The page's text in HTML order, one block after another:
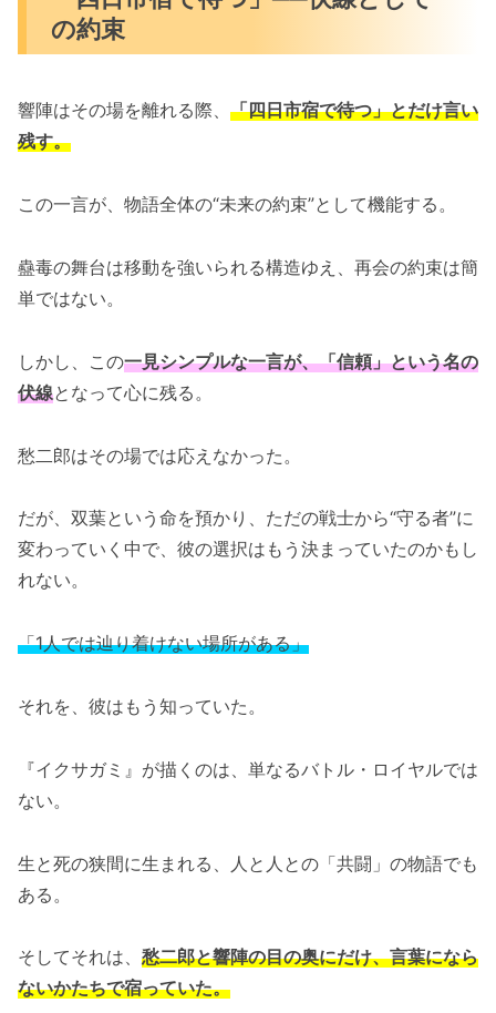
の約束
響陣はその場を離れる際、 「四日市宿で待つ」とだけ言い
残す。
この一言が、物語全体の“未来の約束”として機能する。
蠱毒の舞台は移動を強いられる構造ゆえ、再会の約束は簡
単ではない。
しかし、この一見シンプルな一言が、「信頼」という名の
伏線となって心に残る。
愁二郎はその場では応えなかった。
だが、双葉という命を預かり、ただの戦士から“守る者”に
変わっていく中で、彼の選択はもう決まっていたのかもし
れない。
「1人では辿り着けない場所がある」
それを、彼はもう知っていた。
『イクサガミ』が描くのは、単なるバトル・ロイヤルでは
ない。
生と死の狭間に生まれる、人と人との「共闘」の物語でも
ある。
そしてそれは、 愁二郎と響陣の目の奥にだけ、言葉になら
ないかたちで宿っていた。